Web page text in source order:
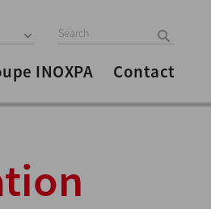
INOXPA Contact